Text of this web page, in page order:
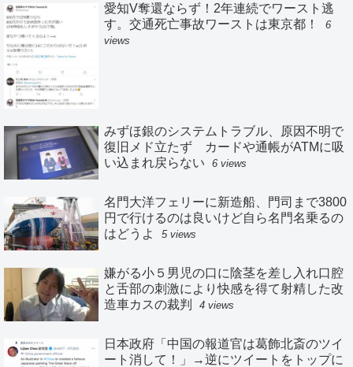
愛知V奪還ならず！2年連続でワースト逃
す。交通死亡事故ワーストは東京都！
6
views
みずほ銀のシステムトラブル、原因不明で
復旧メド立たず カードや通帳がATMに吸
い込まれ戻らない
6 views
名門大洋フェリーに新造船、門司まで3800
円で行けるのは良いけど自ら名門名乗るの
はどうよ
5 views
嫌がる小５男児の口に陰茎を差し入れ口腔
と舌部の刺激により快感を得て射精した改
造車カスの裁判
4 views
日本政府「中国の報道官は葛飾北斎のツイ
ート消して！」→逆にツイートをトップに